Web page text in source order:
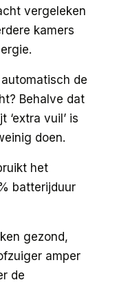
vergeleken
kamers
automatisch de
Behalve dat
vuil’ is
doen.
het
batterijduur
gezond,
amper
de